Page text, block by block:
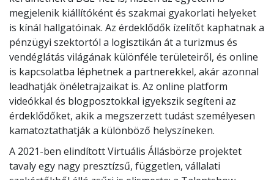
megjelenik kiállítóként és szakmai gyakorlati helyeket
is kínál hallgatóinak. Az érdeklődők ízelítőt kaphatnak a
pénzügyi szektortól a logisztikán át a turizmus és
vendéglátás világának különféle területeiről, és online
is kapcsolatba léphetnek a partnerekkel, akár azonnal
leadhatják önéletrajzaikat is. Az online platform
videókkal és blogposztokkal igyekszik segíteni az
érdeklődőket, akik a megszerzett tudást személyesen
kamatoztathatják a különböző helyszíneken.
A 2021-ben elindított Virtuális Állásbörze projektet
tavaly egy nagy presztízsű, független, vállalati